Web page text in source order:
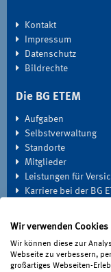
Kontakt
Impressum
Datenschutz
Bildrechte
Die BG ETEM
Aufgaben
Selbstverwaltung
Standorte
Mitglieder
Leistungen für
Karriere bei der BG
Medien
Wir verwenden Cookies
Wir können diese zur
Webseite zu verbessern,
großartiges Webseiten-